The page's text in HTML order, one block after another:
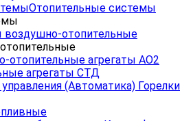
Отопительные системы
воздушно-отопительные
отопительные агрегаты АО2
агрегаты СТД
(Автоматика) Горелки